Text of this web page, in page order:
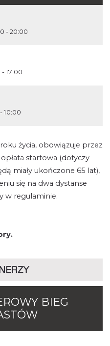
20:00
17:00
10:00
życia, obowiązuje przez
startowa (dotyczy
miały ukończone 65 lat),
się na dwa dystanse
w regulaminie.
BIEG